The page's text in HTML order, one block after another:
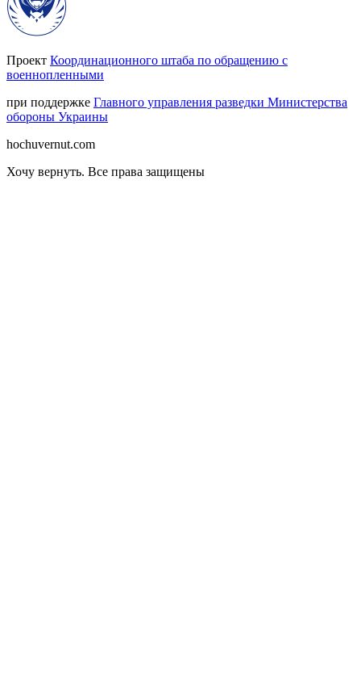
Проект Координационного штаба по обращению с
военнопленными
при поддержке Главного управления разведки Министерства
обороны Украины
hochuvernut.com
Хочу вернуть. Все права защищены